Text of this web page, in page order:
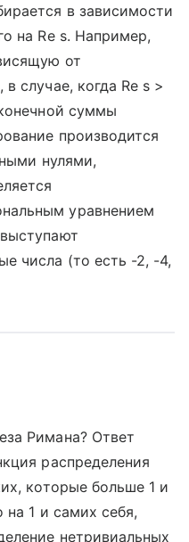
в зависимости
на Re s. Например,
от
случае, когда Re s >
суммы
производится
нулями,
уравнением
числа (то есть -2, -4,
Римана? Ответ
распределения
которые больше 1 и
на 1 и самих себя,
нетривиальных